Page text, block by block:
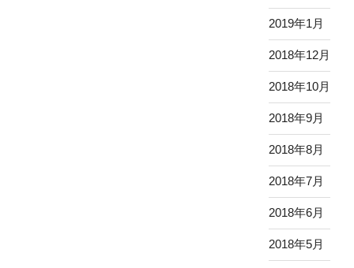
2019年1月
2018年12月
2018年10月
2018年9月
2018年8月
2018年7月
2018年6月
2018年5月